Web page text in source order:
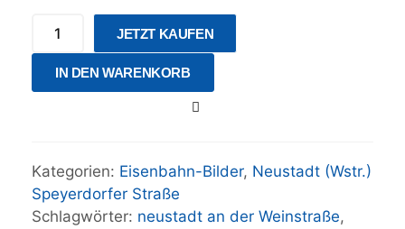
JETZT KAUFEN
IN DEN WARENKORB
Kategorien: Eisenbahn-Bilder, Neustadt (Wstr.)
Speyerdorfer Straße
Schlagwörter: neustadt an der Weinstraße,